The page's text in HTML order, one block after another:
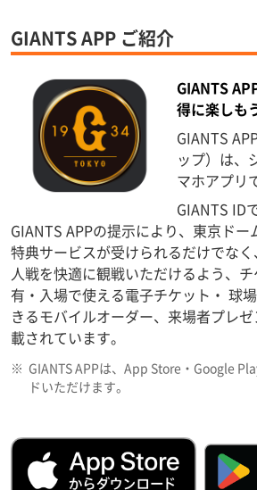
GIANTS APP ご紹介
GIANTS
得に楽しも
GIANTS
ップ）は、
マホアプリ
GIANTS ID
GIANTS APPの提示により、東京ド
特典サービスが受けられるだけでな
人戦を快適に観戦いただけるよう、
有・入場で使える電子チケット・ 球
きるモバイルオーダー、来場者プレ
載されています。
※ GIANTS APPは、App Store・Google
ドいただけます。